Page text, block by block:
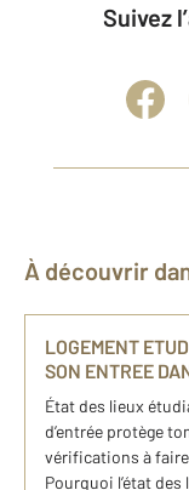
Suivez l’actualité immobilière et
À découvrir
LOGEMENT
SON ENTREE
État des lieux
d’entrée protège
vérifications à
Pourquoi l’état des